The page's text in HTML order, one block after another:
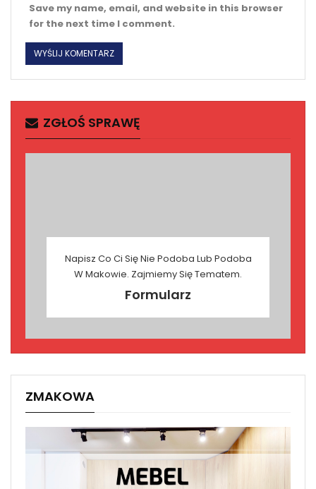
Save my name, email, and website in this browser
for the next time I comment.
ZGŁOŚ SPRAWĘ
Napisz Co Ci Się Nie Podoba Lub Podoba
W Makowie. Zajmiemy Się Tematem.
Formularz
ZMAKOWA